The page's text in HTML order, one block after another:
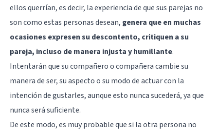
ellos querrían, es decir, la experiencia de que sus parejas no
son como estas personas desean, genera que en muchas
ocasiones expresen su descontento, critiquen a su
pareja, incluso de manera injusta y humillante.
Intentarán que su compañero o compañera cambie su
manera de ser, su aspecto o su modo de actuar con la
intención de gustarles, aunque esto nunca sucederá, ya que
nunca será suficiente.
De este modo, es muy probable que si la otra persona no